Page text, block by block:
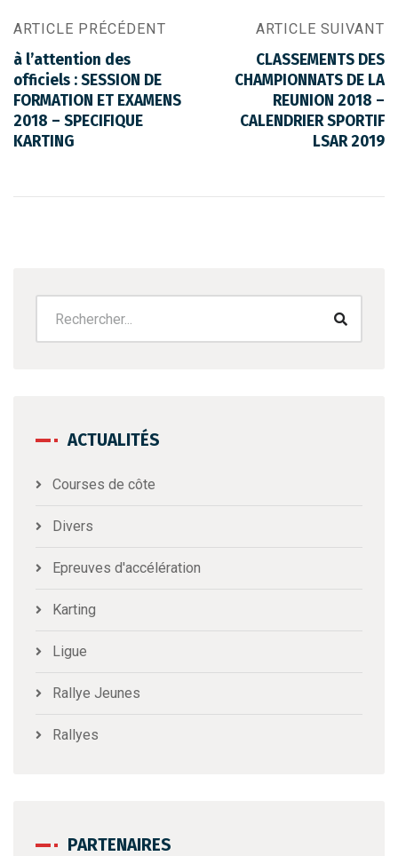
ARTICLE PRÉCÉDENT
à l’attention des
officiels : SESSION DE
FORMATION ET EXAMENS
2018 – SPECIFIQUE
KARTING
ARTICLE SUIVANT
CLASSEMENTS DES
CHAMPIONNATS DE LA
REUNION 2018 –
CALENDRIER SPORTIF
LSAR 2019
ACTUALITÉS
Courses de côte
Divers
Epreuves d'accélération
Karting
Ligue
Rallye Jeunes
Rallyes
PARTENAIRES